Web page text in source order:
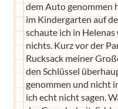
dem Auto genommen
im Kindergarten auf
schaute ich in
nichts. Kurz vor der
Rucksack meiner
den Schlüssel
genommen und nicht
ich echt nicht sagen.